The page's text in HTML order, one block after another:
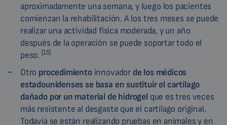
aproximadamente una semana, y luego los pacientes
comienzan la rehabilitación. A los tres meses se puede
realizar una actividad física moderada, y un año
después de la operación se puede soportar todo el
peso. [15]
Otro procedimientoinnovador de los médicos
estadounidenses se basa en sustituir el cartílago
dañado por un material de hidrogel que es tres veces
más resistente al desgaste que el cartílago original.
Todavía se están realizando pruebas en animales y en